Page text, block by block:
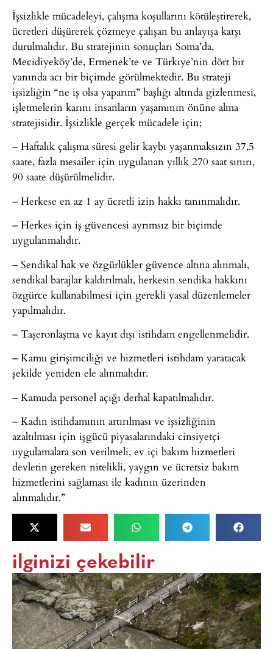
İşsizlikle mücadeleyi, çalışma koşullarını kötüleştirerek,
ücretleri düşürerek çözmeye çalışan bu anlayışa karşı
durulmalıdır. Bu stratejinin sonuçları Soma’da,
Mecidiyeköy’de, Ermenek’te ve Türkiye’nin dört bir
yanında acı bir biçimde görülmektedir. Bu strateji
işsizliğin “ne iş olsa yaparım” başlığı altında gizlenmesi,
işletmelerin karını insanların yaşamının önüne alma
stratejisidir. İşsizlikle gerçek mücadele için;
– Haftalık çalışma süresi gelir kaybı yaşanmaksızın 37,5
saate, fazla mesailer için uygulanan yıllık 270 saat sınırı,
90 saate düşürülmelidir.
– Herkese en az 1 ay ücretli izin hakkı tanınmalıdır.
– Herkes için iş güvencesi ayrımsız bir biçimde
uygulanmalıdır.
– Sendikal hak ve özgürlükler güvence altına alınmalı,
sendikal barajlar kaldırılmalı, herkesin sendika hakkını
özgürce kullanabilmesi için gerekli yasal düzenlemeler
yapılmalıdır.
– Taşeronlaşma ve kayıt dışı istihdam engellenmelidir.
– Kamu girişimciliği ve hizmetleri istihdam yaratacak
şekilde yeniden ele alınmalıdır.
– Kamuda personel açığı derhal kapatılmalıdır.
– Kadın istihdamının artırılması ve işsizliğinin
azaltılması için işgücü piyasalarındaki cinsiyetçi
uygulamalara son verilmeli, ev içi bakım hizmetleri
devletin gereken nitelikli, yaygın ve ücretsiz bakım
hizmetlerini sağlaması ile kadının üzerinden
alınmalıdır.”
ilginizi çekebilir